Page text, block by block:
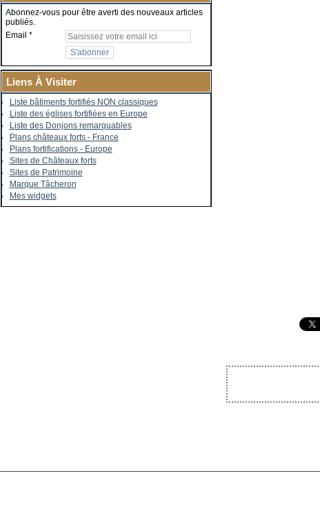
Abonnez-vous pour être averti des nouveaux articles
publiés.
Email
Liens À Visiter
Liste bâtiments fortifiés NON classiques
Liste des églises fortifiées en Europe
Liste des Donjons remarquables
Plans châteaux forts - France
Plans fortifications - Europe
Sites de Châteaux forts
Sites de Patrimoine
Marque Tâcheron
Mes widgets